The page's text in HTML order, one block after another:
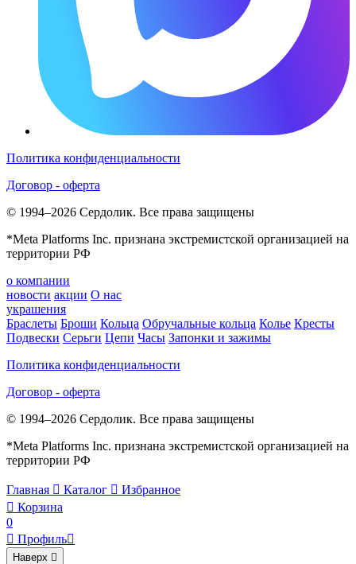
Политика конфиденциальности
Договор - оферта
© 1994–2026 Сердолик. Все права защищены
*Meta Platforms Inc. признана экстремистской организацией на
территории РФ
о компании
новости акции О нас
украшения
Браслеты Броши Кольца Обручальные кольца Колье Кресты
Подвески Серьги Цепи Часы Запонки и зажимы
Политика конфиденциальности
Договор - оферта
© 1994–2026 Сердолик. Все права защищены
*Meta Platforms Inc. признана экстремистской организацией на
территории РФ
Главная  Каталог  Избранное
 Корзина
0
 Профиль
Наверх 